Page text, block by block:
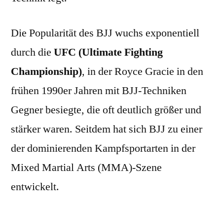
Die Popularität des BJJ wuchs exponentiell
durch die UFC (Ultimate Fighting
Championship), in der Royce Gracie in den
frühen 1990er Jahren mit BJJ-Techniken
Gegner besiegte, die oft deutlich größer und
stärker waren. Seitdem hat sich BJJ zu einer
der dominierenden Kampfsportarten in der
Mixed Martial Arts (MMA)-Szene
entwickelt.